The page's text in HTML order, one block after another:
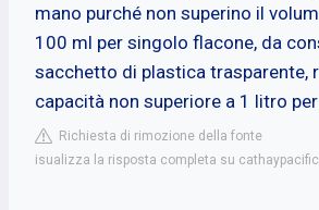
mano purché non superino il
100 ml per singolo flacone, da
sacchetto di plastica trasparente,
capacità non superiore a 1 litro
Richiesta di rimozione della fonte
isualizza la risposta completa su